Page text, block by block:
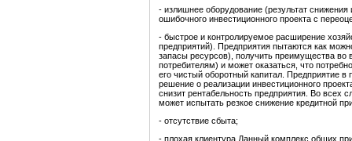
- излишнее оборудование (результат
ошибочного инвестиционного проекта с
- быстрое и контролируемое расширение
предприятий). Предприятия пытаются как
запасы ресурсов), получить преимущества во
потребителям) и может оказаться, что
его чистый оборотный капитал. Предприятие
решение о реализации инвестиционного
снизит рентабельность предприятия. Во всех
может испытать резкое снижение кредитной
- отсутствие сбыта;
- плохая клиентура Данный комплекс общих